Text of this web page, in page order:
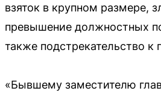
взяток в крупном размере,
превышение должностных
также подстрекательство к
«Бывшему заместителю